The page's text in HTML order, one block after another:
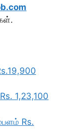
1,23,100
Rs.